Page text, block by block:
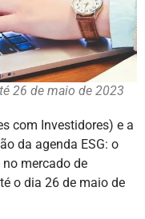
26 de maio de 2023
com Investidores) e a
da agenda ESG: o
mercado de
o dia 26 de maio de